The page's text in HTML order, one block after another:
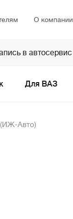
О компании
в автосервис
Для ВАЗ
(ИЖ-Авто)